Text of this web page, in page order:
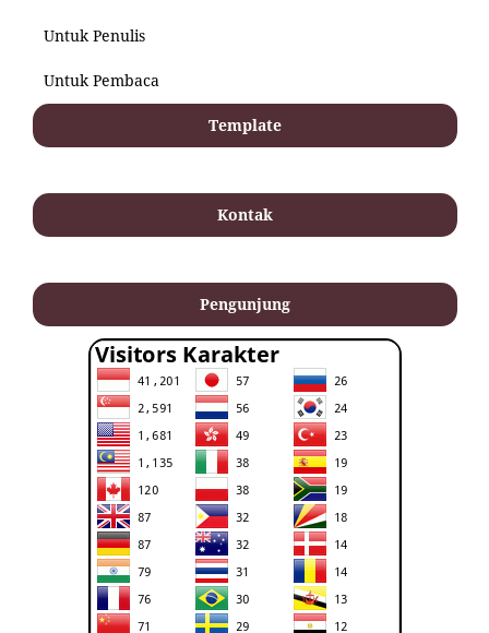
Untuk Penulis
Untuk Pembaca
Template
Kontak
Pengunjung